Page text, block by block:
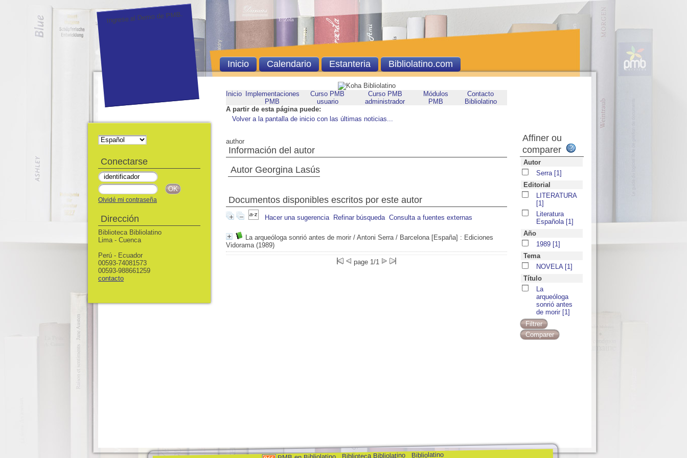
Inicio
Implementaciones
PMB
Curso PMB
usuario
Curso PMB
administrador
Módulos
PMB
Contacto
Bibliolatino
A partir de esta página puede:
Volver a la pantalla de inicio con las últimas noticias...
author
Información del autor
Autor Georgina Lasús
Documentos disponibles escritos por este autor
Hacer una sugerencia Refinar búsqueda Consulta a fuentes externas
La arqueóloga sonrió antes de morir / Antoni Serra/ Barcelona [España] : Ediciones
Vidorama (1989)
page 1/1
Biblioteca Bibliolatino Bibliolatino
Ingrese al Demo de PMB.
Inicio Calendario Estanteria Bibliolatino.com
Conectarse
Olvidé mi contraseña
Dirección
Biblioteca Bibliolatino
Lima - Cuenca
Perú - Ecuador
00593-74081573
00593-988661259
contacto
Affiner ou
comparer
Autor
Serra [1]
Editorial
LITERATURA
[1]
Literatura
Española [1]
Año
1989 [1]
Tema
NOVELA [1]
Título
La
arqueóloga
sonrió antes
de morir [1]